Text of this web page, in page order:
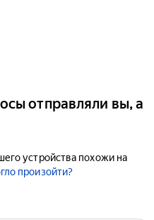
отправляли вы, а
устройства похожи на
произойти?